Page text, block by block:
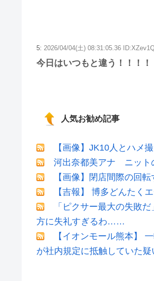
5: 2026/04/04(土) 08:31:05.36
今日はいつもと違う！！！！
人気お勧め記事
【画像】JK10人とハメ
河出奈都美アナ ニット
【画像】閉店間際の回
【吉報】 博多どんたく
「ピクサー最大の失敗
方に失礼すぎるわ……
【イオンモール熊本】
が社内規定に抵触していた疑